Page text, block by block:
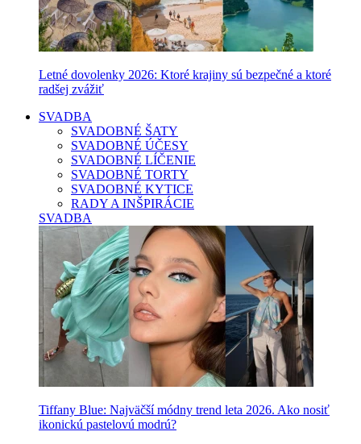
Letné dovolenky 2026: Ktoré krajiny sú bezpečné a ktoré
radšej zvážiť
SVADBA
SVADOBNÉ ŠATY
SVADOBNÉ ÚČESY
SVADOBNÉ LÍČENIE
SVADOBNÉ TORTY
SVADOBNÉ KYTICE
RADY A INŠPIRÁCIE
SVADBA
Tiffany Blue: Najväčší módny trend leta 2026. Ako nosiť
ikonickú pastelovú modrú?